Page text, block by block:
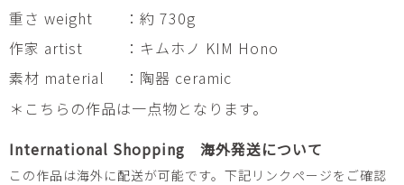
重さ weight
：約 730g
作家 artist
：キムホノ KIM Hono
素材 material
：陶器 ceramic
＊こちらの作品は一点物となります。
International Shopping 海外発送について
この作品は海外に配送が可能です。下記リンクページをご確認